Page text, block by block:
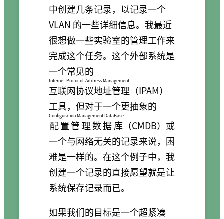
中创建几条记录，以记录一个
VLAN 的一些详细信息。我最近
很想做一些实验室的管理工作来
完成这个任务。这个外部系统是
一个常见的
互联网协议地址管理
Internet Protocol Address Management
（IPAM）
工具，但对于一个更抽象的
配置管理数据库
Configuration Management DataBase
（CMDB）或
一个与网络无关的记录来说，困
难是一样的。在这个例子中，我
创建一个记录的直接愿望就是让
系统保存记录而已。
如果我们的目标是一个超紧凑